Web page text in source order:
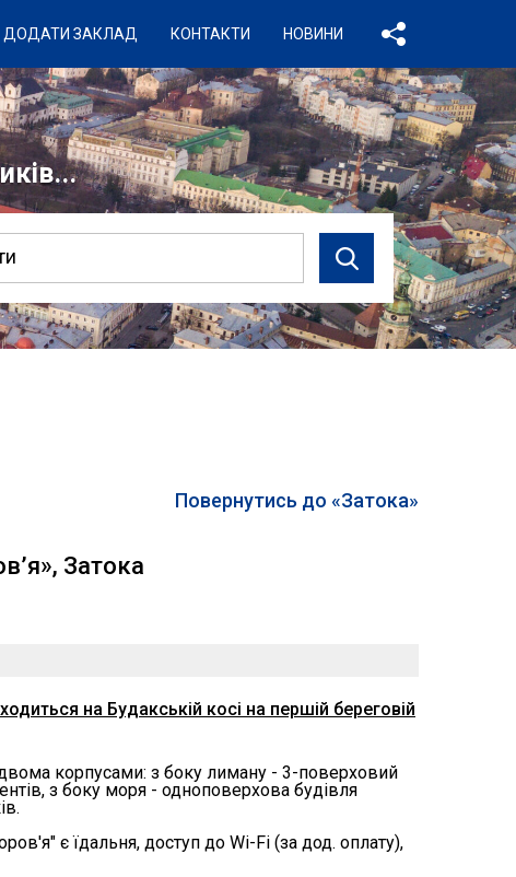
ДОДАТИ ЗАКЛАД КОНТАКТИ НОВИНИ
Повернутись до «Затока»
Затока
на Будакській косі на першій береговій
корпусами: з боку лиману - 3-поверховий
з боку моря - одноповерхова будівля
є їдальня, доступ до Wi-Fi (за дод. оплату),